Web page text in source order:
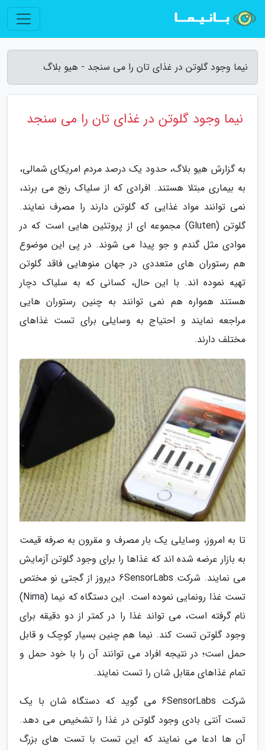
نیما وجود گلوتن در غذای تان را می سنجد - هیو بلاگ
نیما وجود گلوتن در غذای تان را می سنجد
به گزارش هیو بلاگ، حدود یک درصد مردم امریکای شمالی،
به بیماری مبتلا هستند. افرادی که از سلیاک رنج می برند،
نمی توانند مواد غذایی که گلوتن دارند را مصرف نمایند.
گلوتن (Gluten) مجموعه ای از پروتئین هایی است که در
موادی مثل گندم و جو پیدا می شوند. در پی این موضوع
هم رستوران های متعددی در جهان منوهایی فاقد گلوتن
تهیه نموده اند. با این حال، کسانی که به سلیاک دچار
هستند همواره هم نمی توانند به چنین رستوران هایی
مراجعه نمایند و احتیاج به وسایلی برای تست غذاهای
مختلف دارند.
تا به امروز، وسایلی یک بار مصرف و مقرون به صرفه قیمت
به بازار عرضه شده اند که غذاها را برای وجود گلوتن آزمایش
می نمایند. شرکت 6SensorLabs دیروز از گجتی نو مختص
تست غذا رونمایی نموده است. این دستگاه که نیما (Nima)
نام گرفته است، می تواند غذا را در کمتر از دو دقیقه برای
وجود گلوتن تست کند. نیما هم چنین بسیار کوچک و قابل
حمل است؛ در نتیجه افراد می توانند آن را با خود حمل و
تمام غذاهای مقابل شان را تست نمایند.
شرکت 6SensorLabs می گوید که دستگاه شان با یک
تست آنتی بادی وجود گلوتن در غذا را تشخیص می دهد.
آن ها ادعا می نمایند که این تست با تست های بزرگ